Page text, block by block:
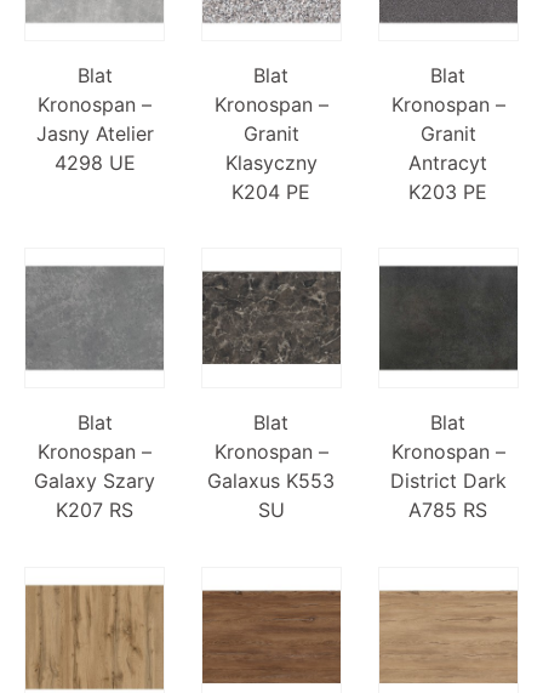
Blat
Kronospan –
Jasny Atelier
4298 UE
Blat
Kronospan –
Granit
Klasyczny
K204 PE
Blat
Kronospan –
Granit
Antracyt
K203 PE
Blat
Kronospan –
Galaxy Szary
K207 RS
Blat
Kronospan –
Galaxus K553
SU
Blat
Kronospan –
District Dark
A785 RS